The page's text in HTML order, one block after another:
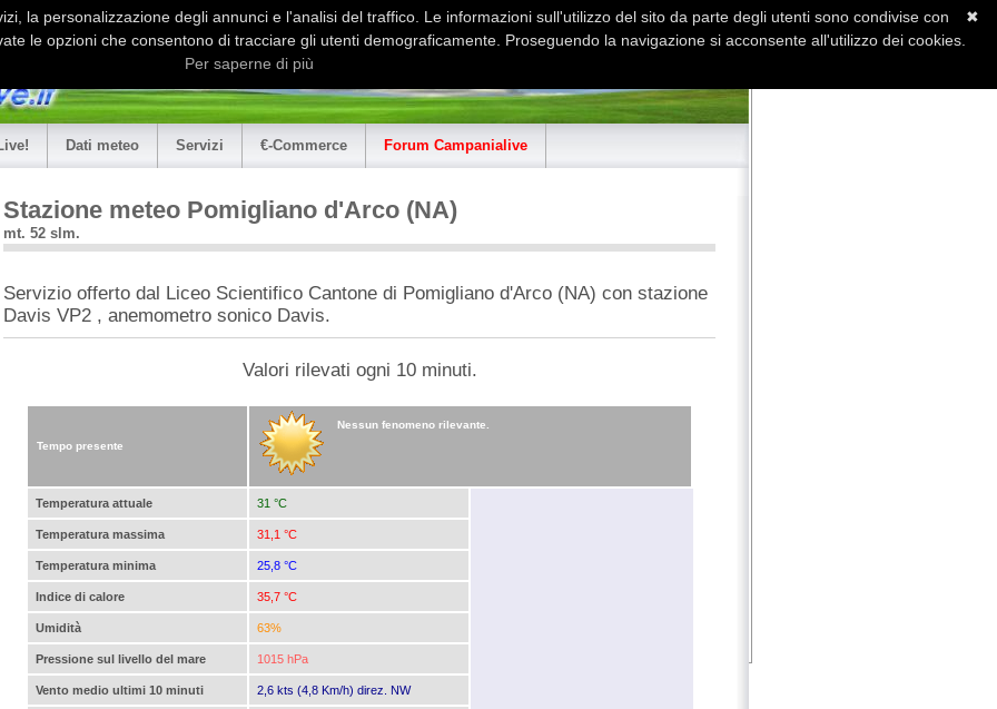
Dati meteo Servizi €-Commerce Forum Campanialive
Stazione meteo Pomigliano d'Arco (NA)
mt. 52 slm.
Servizio offerto dal Liceo Scientifico Cantone di Pomigliano d'Arco (NA) con stazione
Davis VP2 , anemometro sonico Davis.
Valori rilevati ogni 10 minuti.
Tempo presente
Nessun fenomeno rilevante.
Temperatura attuale 31 °C
Temperatura massima 31,1 °C
Temperatura minima 25,8 °C
Indice di calore 35,7 °C
Umidità 63%
Pressione sul livello del mare 1015 hPa
Vento medio ultimi 10 minuti 2,6 kts (4,8 Km/h) direz. NW
✖
la personalizzazione degli annunci e l'analisi del traffico. Le informazioni sull'utilizzo del sito da parte degli utenti sono condivise con
le opzioni che consentono di tracciare gli utenti demograficamente. Proseguendo la navigazione si acconsente all'utilizzo dei cookies.
Per saperne di più